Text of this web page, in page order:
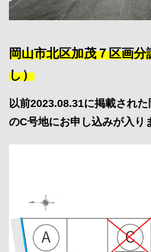
岡山市北区加茂７区画分
し）
以前2023.08.31に掲載され
のC号地にお申し込みが入り